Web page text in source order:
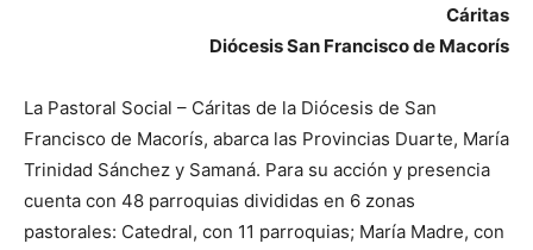
Cáritas
Diócesis San Francisco de Macorís
La Pastoral Social – Cáritas de la Diócesis de San
Francisco de Macorís, abarca las Provincias Duarte, María
Trinidad Sánchez y Samaná. Para su acción y presencia
cuenta con 48 parroquias divididas en 6 zonas
pastorales: Catedral, con 11 parroquias; María Madre, con